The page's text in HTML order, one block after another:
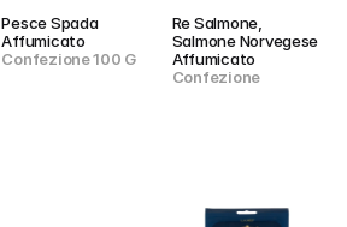
Pesce Spada
Affumicato
Confezione 100 G
Re Salmone,
Salmone Norvegese
Affumicato
Confezione